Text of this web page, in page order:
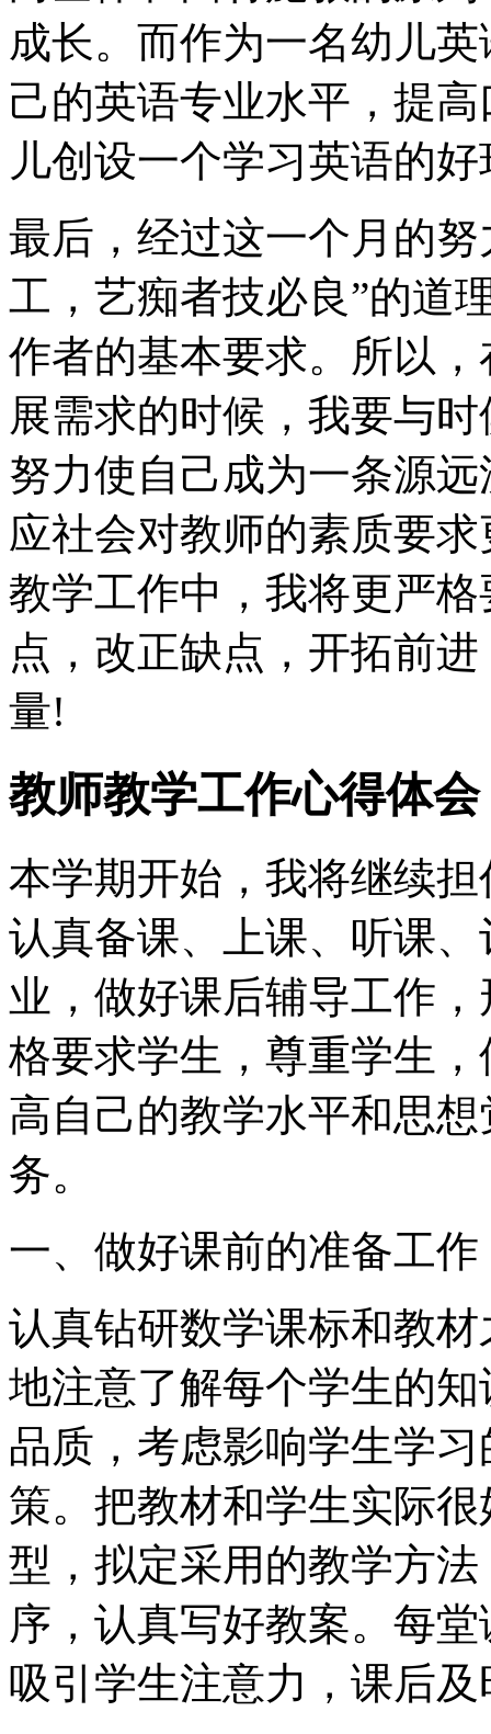
成长。而作为一名幼儿
己的英语专业水平，提
儿创设一个学习英语的
最后，经过这一个月的
工，艺痴者技必良”的道
作者的基本要求。所以
展需求的时候，我要与
努力使自己成为一条源
应社会对教师的素质要
教学工作中，我将更严
点，改正缺点，开拓前
量!
教师教学工作心得体
本学期开始，我将继续
认真备课、上课、听课
业，做好课后辅导工作
格要求学生，尊重学生
高自己的教学水平和思
务。
一、做好课前的准备工
认真钻研数学课标和教
地注意了解每个学生的
品质，考虑影响学生学
策。把教材和学生实际
型，拟定采用的教学方
序，认真写好教案。每
吸引学生注意力，课后